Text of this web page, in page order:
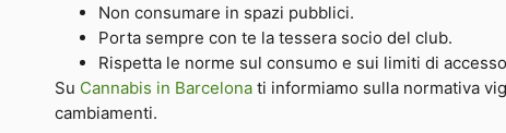
Non consumare in spazi pubblici.
Porta sempre con te la tessera socio del club.
Rispetta le norme sul consumo e sui limiti di
Su Cannabis in Barcelona ti informiamo sulla normativa
cambiamenti.